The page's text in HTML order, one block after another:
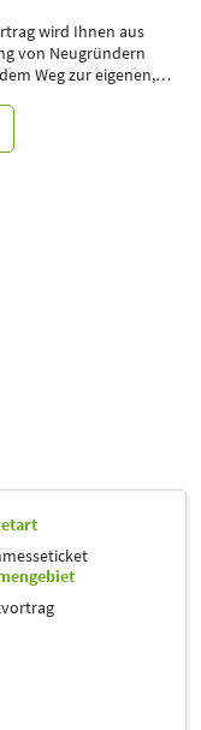
wird Ihnen aus
von Neugründern
Weg zur eigenen,
ich bereits in der
Wie schaffe ich
um eine